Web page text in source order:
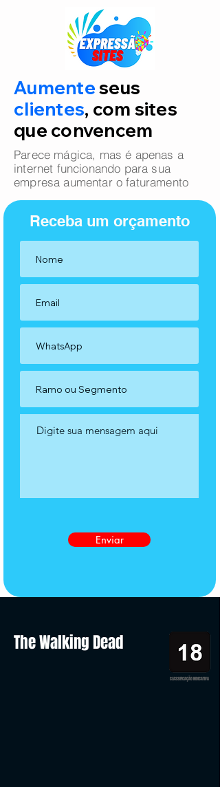
Aumenteseus
clientes, com sites
que convencem
Parece mágica, mas é apenas a
internet funcionando para sua
empresa aumentar o faturamento
Receba um orçamento
Enviar
The Walking Dead
CLASSIFICAÇÃO INDICATIVA